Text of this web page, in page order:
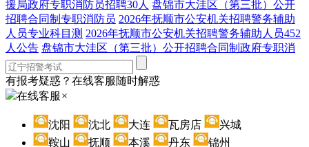
援局政府专职消防员招聘30人 盘锦市大洼区（第三批）公开
招聘合同制专职消防员 2026年抚顺市公安机关招聘警务辅助
人员专业科目测 2026年抚顺市公安机关招聘警务辅助人员452
人公告 盘锦市大洼区（第三批）公开招聘合同制政府专职消
有报考疑惑？在线客服随时解惑
在线客服 ×
沈阳 沈北 大连 瓦房店
兴城
鞍山
抚顺 本溪 丹东
锦州